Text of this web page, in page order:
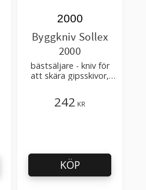
Byggkniv Sollex
2000
bästsäljare - kniv för
att skära gipsskivor,
2000
242 KR
KÖP